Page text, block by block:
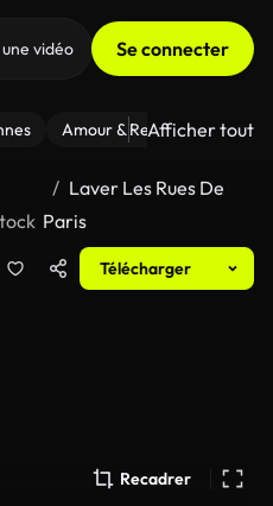
Se connecter
Amour & Relations Le
Afficher tout
Laver Les Rues De
Paris
Télécharger
Recadrer